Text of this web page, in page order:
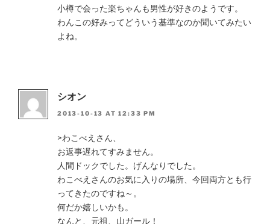
小樽で会った楽ちゃんも男性が好きのようです。
わんこの好みってどういう基準なのか聞いてみたい
よね。
シオン
2013-10-13 AT 12:33 PM
>わこべえさん、
お返事遅れてすみません。
人間ドックでした。げんなりでした。
わこべえさんのお気に入りの場所、今回両方とも行
ってきたのですね～。
何だか嬉しいかも。
なんと、元祖、山ガール！